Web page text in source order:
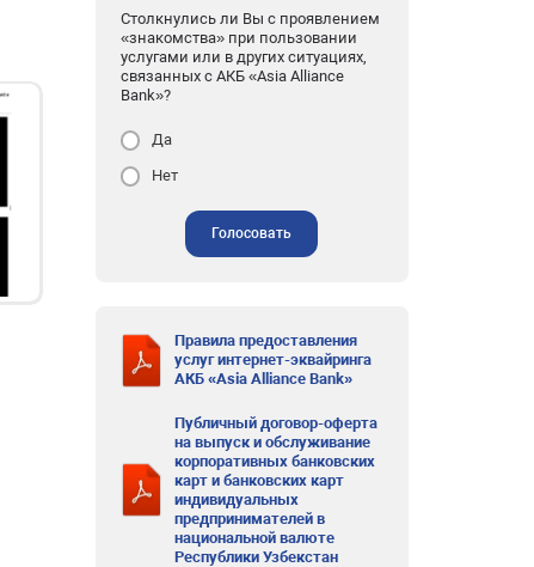
Столкнулись ли Вы с проявлением
«знакомства» при пользовании
услугами или в других ситуациях,
связанных с АКБ «Asia Alliance
Bank»?
Да
Нет
Голосовать
Правила предоставления
услуг интернет-эквайринга
АКБ «Asia Alliance Bank»
Публичный договор-оферта
на выпуск и обслуживание
корпоративных банковских
карт и банковских карт
индивидуальных
предпринимателей в
национальной валюте
Республики Узбекстан